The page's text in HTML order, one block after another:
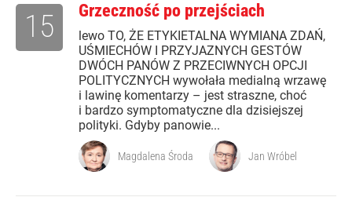
Grzeczność po przejściach
lewo TO, ŻE ETYKIETALNA WYMIANA ZDAŃ,
UŚMIECHÓW I PRZYJAZNYCH GESTÓW
DWÓCH PANÓW Z PRZECIWNYCH OPCJI
POLITYCZNYCH wywołała medialną wrzawę
i lawinę komentarzy – jest straszne, choć
i bardzo symptomatyczne dla dzisiejszej
polityki. Gdyby panowie...
15
Magdalena Środa Jan Wróbel